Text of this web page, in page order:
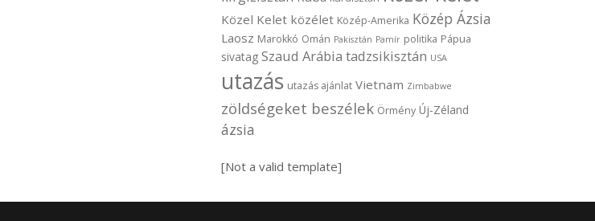
Közel Kelet közélet Közép-Amerika Közép Ázsia
Laosz Marokkó Omán Pakisztán Pamír politika Pápua
sivatag Szaud Arábia tadzsikisztán USA
utazás utazás ajánlat Vietnam Zimbabwe
zöldségeket beszélek Örmény Új-Zéland
ázsia
[Not a valid template]